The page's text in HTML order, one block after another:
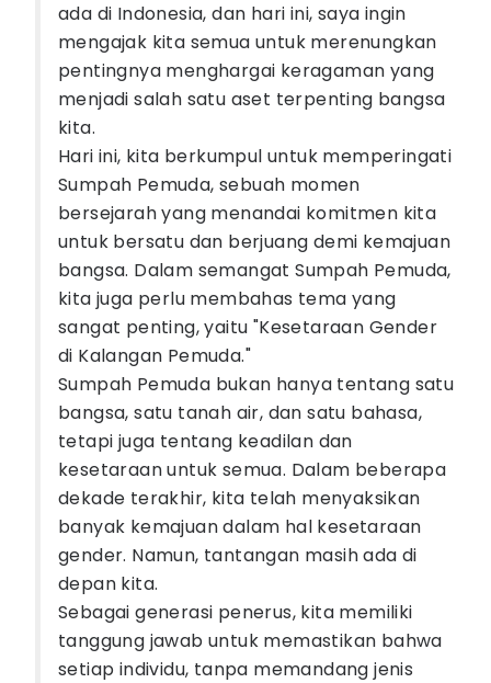
ada di Indonesia, dan hari ini, saya ingin
mengajak kita semua untuk merenungkan
pentingnya menghargai keragaman yang
menjadi salah satu aset terpenting bangsa
kita.
Hari ini, kita berkumpul untuk memperingati
Sumpah Pemuda, sebuah momen
bersejarah yang menandai komitmen kita
untuk bersatu dan berjuang demi kemajuan
bangsa. Dalam semangat Sumpah Pemuda,
kita juga perlu membahas tema yang
sangat penting, yaitu "Kesetaraan Gender
di Kalangan Pemuda."
Sumpah Pemuda bukan hanya tentang satu
bangsa, satu tanah air, dan satu bahasa,
tetapi juga tentang keadilan dan
kesetaraan untuk semua. Dalam beberapa
dekade terakhir, kita telah menyaksikan
banyak kemajuan dalam hal kesetaraan
gender. Namun, tantangan masih ada di
depan kita.
Sebagai generasi penerus, kita memiliki
tanggung jawab untuk memastikan bahwa
setiap individu, tanpa memandang jenis